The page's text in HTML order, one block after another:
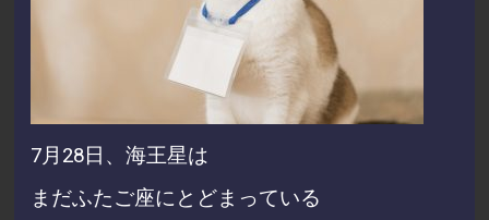
7月28日、海王星は
まだふたご座にとどまっている